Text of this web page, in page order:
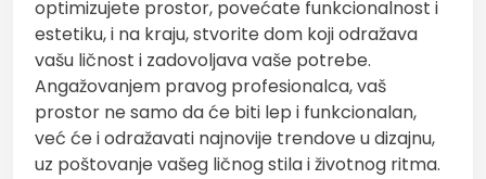
optimizujete prostor, povećate funkcionalnost i
estetiku, i na kraju, stvorite dom koji odražava
vašu ličnost i zadovoljava vaše potrebe.
Angažovanjem pravog profesionalca, vaš
prostor ne samo da će biti lep i funkcionalan,
već će i odražavati najnovije trendove u dizajnu,
uz poštovanje vašeg ličnog stila i životnog ritma.